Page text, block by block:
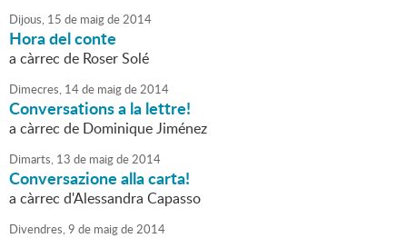
Dijous, 15 de maigde2014
Hora del conte
a càrrec de Roser Solé
Dimecres, 14de maigde2014
Conversations a la lettre!
a càrrec de Dominique Jiménez
Dimarts, 13 de maigde2014
Conversazione alla carta!
a càrrec d'Alessandra Capasso
Divendres,9 de maigde2014